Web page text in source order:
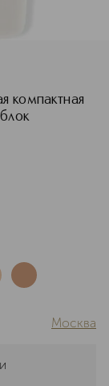
компактная
Москва